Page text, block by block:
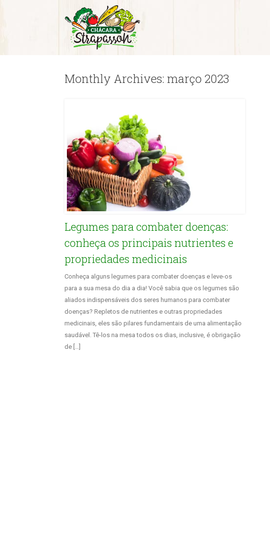
Monthly Archives: março 2023
Legumes para combater doenças:
conheça os principais nutrientes e
propriedades medicinais
Conheça alguns legumes para combater doenças e leve-os
para a sua mesa do dia a dia! Você sabia que os legumes são
aliados indispensáveis dos seres humanos para combater
doenças? Repletos de nutrientes e outras propriedades
medicinais, eles são pilares fundamentais de uma alimentação
saudável. Tê-los na mesa todos os dias, inclusive, é obrigação
de […]